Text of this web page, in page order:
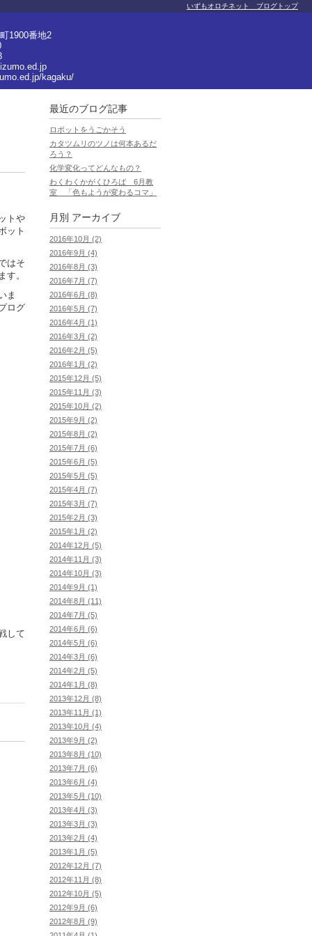
1900番地2
kagaku/
いずもオロチネット ブログトップ
トや
ット
はそ
す。
ま
ログ
して
最近のブログ記事
ロボットをうごかそう
カタツムリのツノは何本あるだ
ろう？
化学変化ってどんなもの？
わくわくかがくひろば 6月教
室 「色もようが変わるコマ」
月別 アーカイブ
2016年10月 (2)
2016年9月 (4)
2016年8月 (3)
2016年7月 (7)
2016年6月 (8)
2016年5月 (7)
2016年4月 (1)
2016年3月 (2)
2016年2月 (5)
2016年1月 (2)
2015年12月 (5)
2015年11月 (3)
2015年10月 (2)
2015年9月 (2)
2015年8月 (2)
2015年7月 (6)
2015年6月 (5)
2015年5月 (5)
2015年4月 (7)
2015年3月 (7)
2015年2月 (3)
2015年1月 (2)
2014年12月 (5)
2014年11月 (3)
2014年10月 (3)
2014年9月 (1)
2014年8月 (11)
2014年7月 (5)
2014年6月 (6)
2014年5月 (6)
2014年3月 (6)
2014年2月 (5)
2014年1月 (8)
2013年12月 (8)
2013年11月 (1)
2013年10月 (4)
2013年9月 (2)
2013年8月 (10)
2013年7月 (6)
2013年6月 (4)
2013年5月 (10)
2013年4月 (3)
2013年3月 (3)
2013年2月 (4)
2013年1月 (5)
2012年12月 (7)
2012年11月 (8)
2012年10月 (5)
2012年9月 (6)
2012年8月 (9)